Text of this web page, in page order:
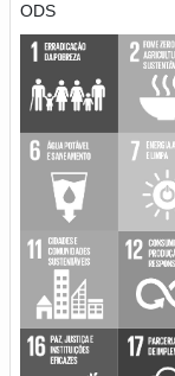
ODS